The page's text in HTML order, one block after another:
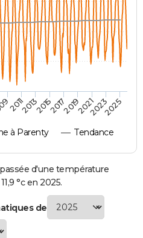
à Parenty Tendance
20112013201520172019202120232025
d'une température
°c en 2025.
de